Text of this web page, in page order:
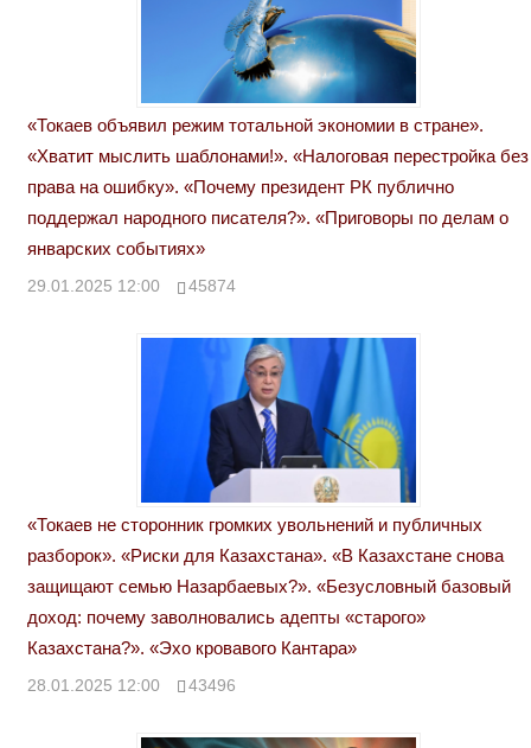
«Токаев объявил режим тотальной экономии в стране».
«Хватит мыслить шаблонами!». «Налоговая перестройка без
права на ошибку». «Почему президент РК публично
поддержал народного писателя?». «Приговоры по делам о
январских событиях»
29.01.2025 12:00 45874
«Токаев не сторонник громких увольнений и публичных
разборок». «Риски для Казахстана». «В Казахстане снова
защищают семью Назарбаевых?». «Безусловный базовый
доход: почему заволновались адепты «старого»
Казахстана?». «Эхо кровавого Кантара»
28.01.2025 12:00 43496